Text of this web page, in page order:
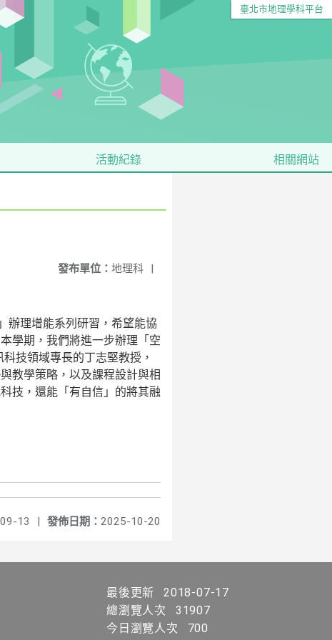
臺北市地理學科平台
活動紀錄 相關網站
發布單位： 地理科 |
辦理增能系列研習，希望能協
學期，我們將進一步辦理「空
技領域專長的丁志堅教授，
教學策略，以及課程設計與相
技，還能「有自信」的將其融
發佈日期： 2025-10-20
13 |
最後更新
2018-07-17
總瀏覽人次
31907
今日瀏覽人次
700